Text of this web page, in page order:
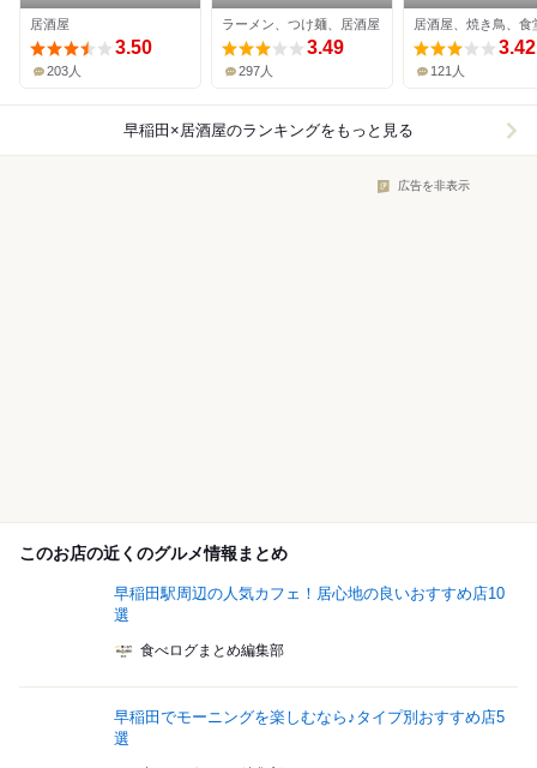
居酒屋
3.50
203人
ラーメン、つけ麺、居酒屋
3.49
297人
居酒屋、焼き鳥、食
3.42
121人
早稲田×居酒屋のランキングをもっと見る
広告を非表示
このお店の近くのグルメ情報まとめ
早稲田駅周辺の人気カフェ！居心地の良いおすすめ店10
選
食べログまとめ編集部
早稲田でモーニングを楽しむなら♪タイプ別おすすめ店5
選